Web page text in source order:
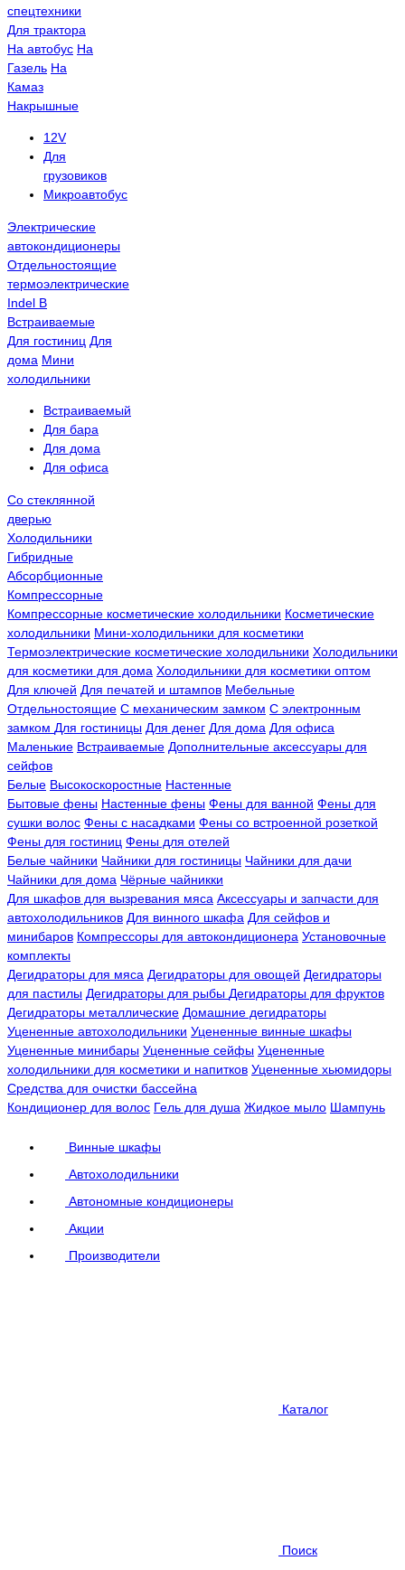
спецтехники
Для трактора
На автобус На
Газель На
Камаз
Накрышные
12V
Для
грузовиков
Микроавтобус
Электрические
автокондиционеры
Отдельностоящие
термоэлектрические
Indel B
Встраиваемые
Для гостиниц Для
дома Мини
холодильники
Встраиваемый
Для бара
Для дома
Для офиса
Со стеклянной
дверью
Холодильники
Гибридные
Абсорбционные
Компрессорные
Компрессорные косметические холодильники Косметические
холодильники Мини-холодильники для косметики
Термоэлектрические косметические холодильники Холодильники
для косметики для дома Холодильники для косметики оптом
Для ключей Для печатей и штампов Мебельные
Отдельностоящие С механическим замком С электронным
замком Для гостиницы Для денег Для дома Для офиса
Маленькие Встраиваемые Дополнительные аксессуары для
сейфов
Белые Высокоскоростные Настенные
Бытовые фены Настенные фены Фены для ванной Фены для
сушки волос Фены с насадками Фены со встроенной розеткой
Фены для гостиниц Фены для отелей
Белые чайники Чайники для гостиницы Чайники для дачи
Чайники для дома Чёрные чайникки
Для шкафов для вызревания мяса Аксессуары и запчасти для
автохолодильников Для винного шкафа Для сейфов и
минибаров Компрессоры для автокондиционера Установочные
комплекты
Дегидраторы для мяса Дегидраторы для овощей Дегидраторы
для пастилы Дегидраторы для рыбы Дегидраторы для фруктов
Дегидраторы металлические Домашние дегидраторы
Уцененные автохолодильники Уцененные винные шкафы
Уцененные минибары Уцененные сейфы Уцененные
холодильники для косметики и напитков Уцененные хьюмидоры
Средства для очистки бассейна
Кондиционер для волос Гель для душа Жидкое мыло Шампунь
Винные шкафы
Автохолодильники
Автономные кондиционеры
Акции
Производители
Каталог
Поиск